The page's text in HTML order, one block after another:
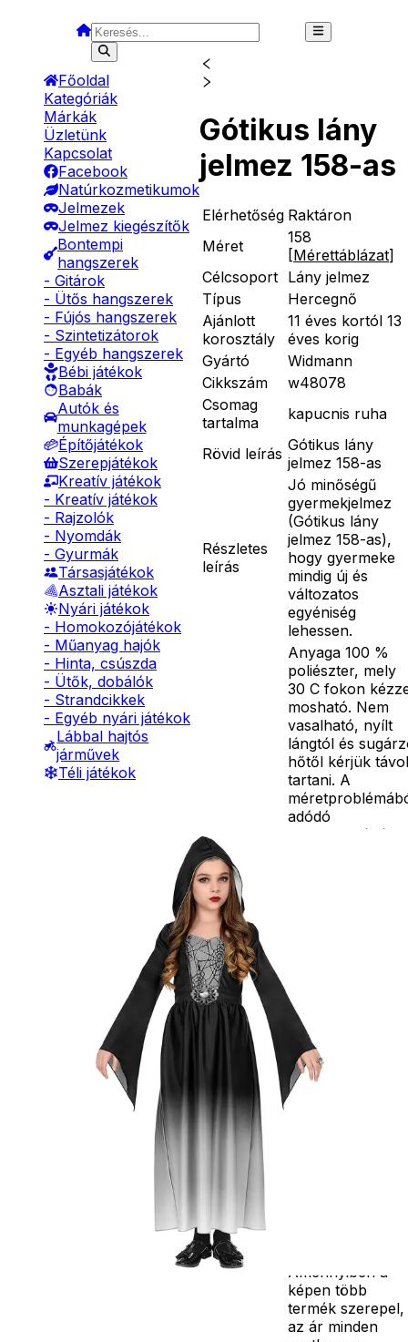
Főoldal
Kategóriák
Márkák
Üzletünk
Kapcsolat
Facebook
Natúrkozmetikumok
Jelmezek
Jelmez kiegészítők
Bontempi
hangszerek
- Gitárok
- Ütős hangszerek
- Fújós hangszerek
- Szintetizátorok
- Egyéb hangszerek
Bébi játékok
Babák
Autók és
munkagépek
Építőjátékok
Szerepjátékok
Kreatív játékok
- Kreatív játékok
- Rajzolók
- Nyomdák
- Gyurmák
Társasjátékok
Asztali játékok
Nyári játékok
- Homokozójátékok
- Műanyag hajók
- Hinta, csúszda
- Ütők, dobálók
- Strandcikkek
- Egyéb nyári játékok
Lábbal hajtós
járművek
Téli játékok
Gótikus lány
jelmez 158-as
Elérhetőség Raktáron
Méret
158
[Mérettáblázat]
Célcsoport Lány jelmez
Típus
Hercegnő
Ajánlott
korosztály
11 éves kortól 13
éves korig
Gyártó
Widmann
Cikkszám
w48078
Csomag
tartalma
kapucnis ruha
Rövid leírás Gótikus lány
jelmez 158-as
Részletes
leírás
Jó minőségű
gyermekjelmez
(Gótikus lány
jelmez 158-as),
hogy gyermeke
mindig új és
változatos
egyéniség
lehessen.
Egyéb
Anyaga 100 %
poliészter, mely
30 C fokon
mosható. Nem
vasalható, nyílt
lángtól és
hőtől kérjük távol
tartani. A
adódó
jelmezcserénél a
kedves
vásárlóinkat,
a jelmezek nem
tartalmazzák a
kiegészítőket,
például harisnya,
Amennyiben a
képen több
termék szerepel,
az ár minden